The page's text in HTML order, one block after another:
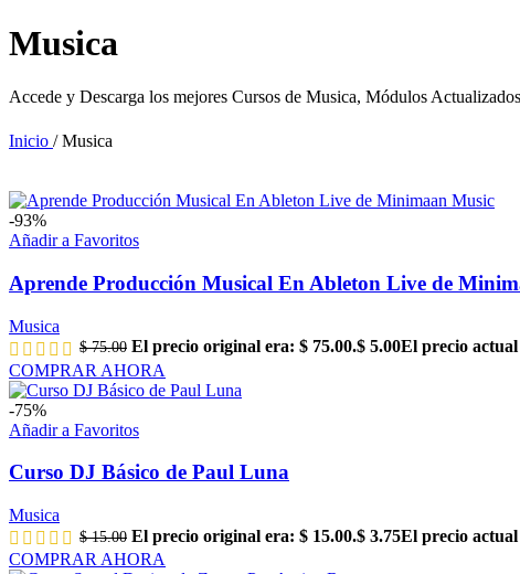
Musica
Accede y Descarga los mejores Cursos de Musica, Módulos
Inicio / Musica
-93%
Añadir a Favoritos
Aprende Producción Musical En Ableton Live de
Musica
$75.00 El precio original era: $ 75.00.$ 5.00El precio actual
COMPRAR AHORA
-75%
Añadir a Favoritos
Curso DJ Básico de Paul Luna
Musica
$15.00 El precio original era: $ 15.00.$ 3.75El precio actual
COMPRAR AHORA